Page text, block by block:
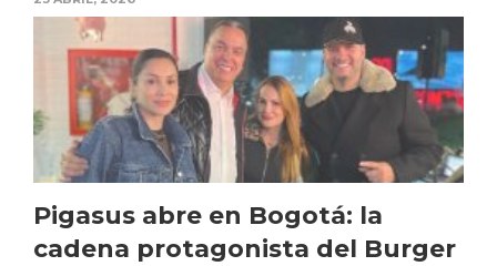
Pigasus abre en Bogotá: la
cadena protagonista del Burger